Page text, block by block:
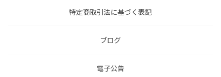
特定商取引法に基づく表記
ブログ
電子公告